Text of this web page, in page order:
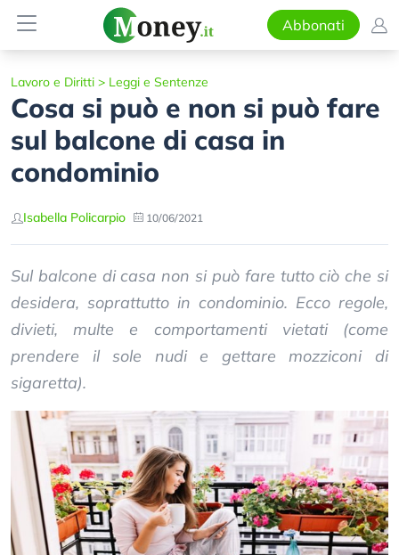
Abbonati
Lavoro e Diritti > Leggi e Sentenze
Cosa si può e non si può fare
sul balcone di casa in
condominio
Isabella Policarpio 10/06/2021
Sul balcone di casa non si può fare tutto ciò che si
desidera, soprattutto in condominio. Ecco regole,
divieti, multe e comportamenti vietati (come
prendere il sole nudi e gettare mozziconi di
sigaretta).